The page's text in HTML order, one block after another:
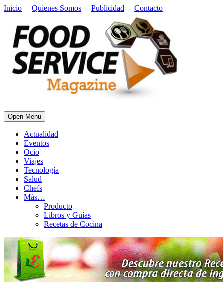
Inicio Quienes Somos Publicidad Contacto
Open Menu
Actualidad
Eventos
Ocio
Viajes
Tecnología
Salud
Chefs
Más…
Producto
Libros y Guías
Recetas de Cocina